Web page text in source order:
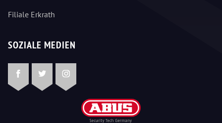
Filiale Erkrath
SOZIALE MEDIEN
FacebookTwitterInstagram